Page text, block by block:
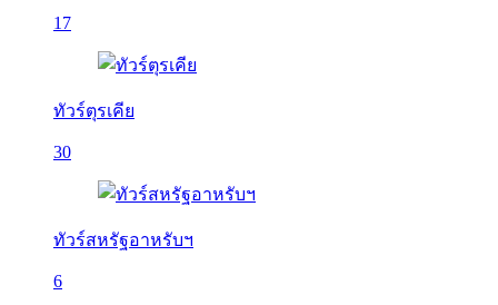
17
ทัวร์ตุรเคีย
30
ทัวร์สหรัฐอาหรับฯ
6